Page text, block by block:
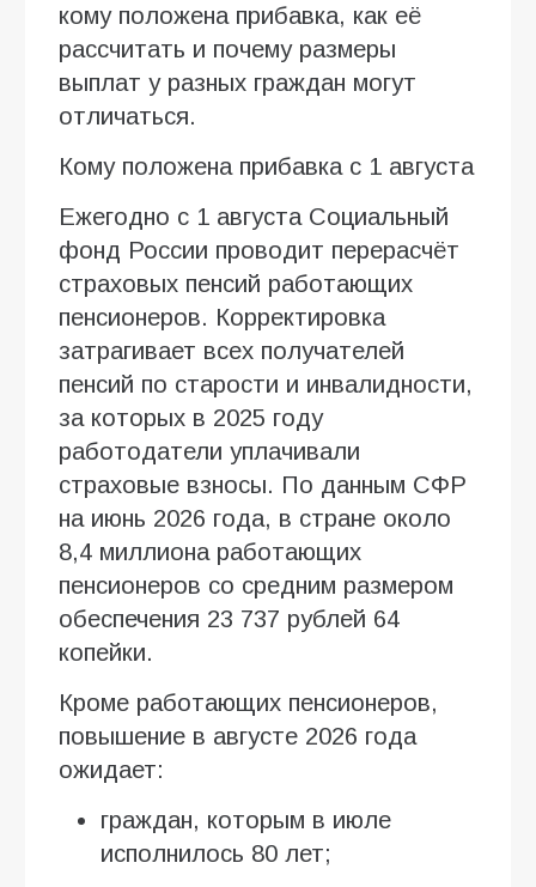
кому положена прибавка, как её
рассчитать и почему размеры
выплат у разных граждан могут
отличаться.
Кому положена прибавка с 1 августа
Ежегодно с 1 августа Социальный
фонд России проводит перерасчёт
страховых пенсий работающих
пенсионеров. Корректировка
затрагивает всех получателей
пенсий по старости и инвалидности,
за которых в 2025 году
работодатели уплачивали
страховые взносы. По данным СФР
на июнь 2026 года, в стране около
8,4 миллиона работающих
пенсионеров со средним размером
обеспечения 23 737 рублей 64
копейки.
Кроме работающих пенсионеров,
повышение в августе 2026 года
ожидает:
граждан, которым в июле
исполнилось 80 лет;